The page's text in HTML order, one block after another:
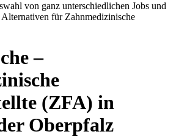
von ganz unterschiedlichen Jobs und
für Zahnmedizinische
–
(ZFA) in
Oberpfalz